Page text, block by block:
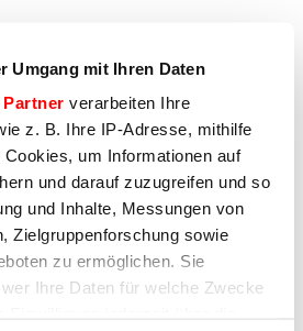
Umgang mit Ihren Daten
Partner verarbeiten Ihre
z. B. Ihre IP-Adresse, mithilfe
Cookies, um Informationen auf
und darauf zuzugreifen und so
und Inhalte, Messungen von
Zielgruppenforschung sowie
zu ermöglichen. Sie
Ihre Daten für welche Zwecke
Daten durch Sirman zum